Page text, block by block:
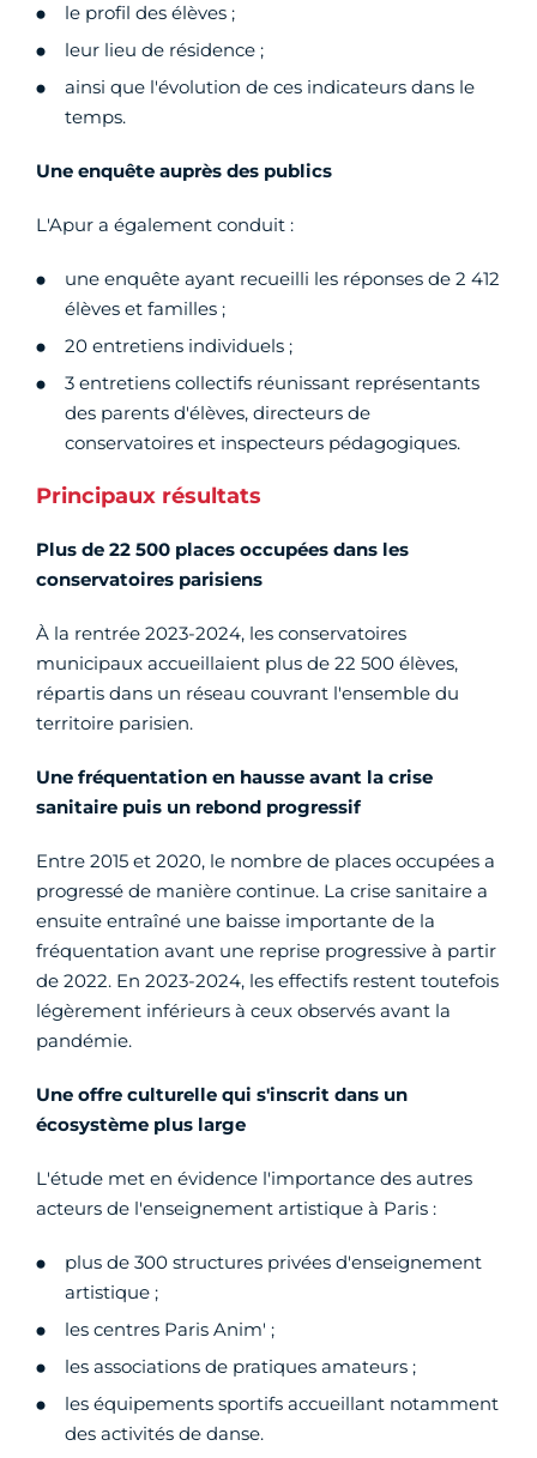
le profil des élèves ;
leur lieu de résidence ;
ainsi que l'évolution de ces indicateurs dans le
temps.
Une enquête auprès des publics
L'Apur a également conduit :
une enquête ayant recueilli les réponses de 2 412
élèves et familles ;
20 entretiens individuels ;
3 entretiens collectifs réunissant représentants
des parents d'élèves, directeurs de
conservatoires et inspecteurs pédagogiques.
Principaux résultats
Plus de 22 500 places occupées dans les
conservatoires parisiens
À la rentrée 2023-2024, les conservatoires
municipaux accueillaient plus de 22 500 élèves,
répartis dans un réseau couvrant l'ensemble du
territoire parisien.
Une fréquentation en hausse avant la crise
sanitaire puis un rebond progressif
Entre 2015 et 2020, le nombre de places occupées a
progressé de manière continue. La crise sanitaire a
ensuite entraîné une baisse importante de la
fréquentation avant une reprise progressive à partir
de 2022. En 2023-2024, les effectifs restent toutefois
légèrement inférieurs à ceux observés avant la
pandémie.
Une offre culturelle qui s'inscrit dans un
écosystème plus large
L'étude met en évidence l'importance des autres
acteurs de l'enseignement artistique à Paris :
plus de 300 structures privées d'enseignement
artistique ;
les centres Paris Anim' ;
les associations de pratiques amateurs ;
les équipements sportifs accueillant notamment
des activités de danse.